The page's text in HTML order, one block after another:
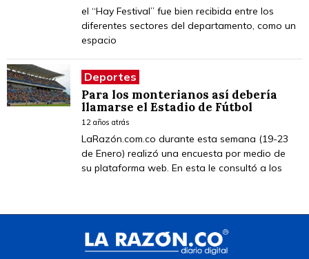
el “Hay Festival” fue bien recibida entre los
diferentes sectores del departamento, como un
espacio
Deportes
Para los monterianos así debería
llamarse el Estadio de Fútbol
12 años atrás
LaRazón.com.co durante esta semana (19-23
de Enero) realizó una encuesta por medio de
su plataforma web. En esta le consultó a los